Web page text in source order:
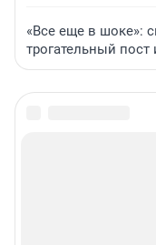
«Все еще в шоке»:
трогательный пост